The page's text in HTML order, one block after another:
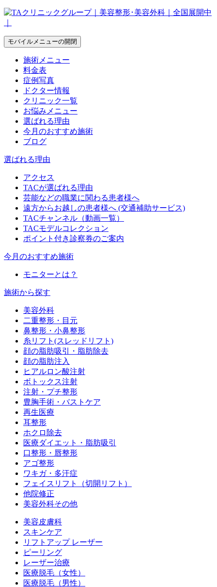
モバイルメニューの開閉
施術メニュー
料金表
症例写真
ドクター情報
クリニック一覧
お悩みメニュー
選ばれる理由
今月のおすすめ施術
ブログ
選ばれる理由
アクセス
TACが選ばれる理由
芸能などの職業に関わる患者様へ
遠方からお越しの患者様へ (交通補助サービス)
TACチャンネル（動画一覧）
TACモデルコレクション
ポイント付き診察券のご案内
今月のおすすめ施術
モニターとは？
施術から探す
美容外科
二重整形・目元
鼻整形・小鼻整形
糸リフト(スレッドリフト)
顔の脂肪吸引・脂肪除去
顔の脂肪注入
ヒアルロン酸注射
ボトックス注射
注射・プチ整形
豊胸手術・バストケア
再生医療
耳整形
ホクロ除去
医療ダイエット・脂肪吸引
口整形・唇整形
アゴ整形
ワキガ・多汗症
フェイスリフト（切開リフト）
他院修正
美容外科その他
美容皮膚科
スキンケア
リフトアップ レーザー
ピーリング
レーザー治療
医療脱毛（女性）
医療脱毛（男性）